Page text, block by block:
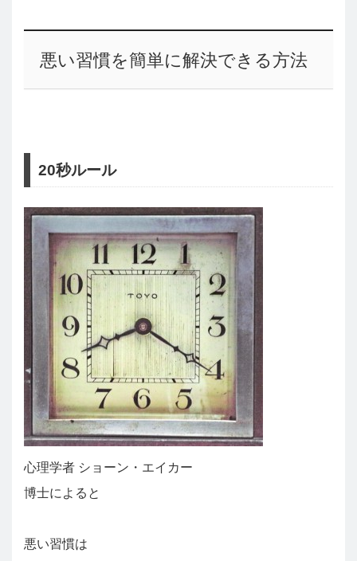
悪い習慣を簡単に解決できる方法
20秒ルール
心理学者 ショーン・エイカー
博士によると
悪い習慣は